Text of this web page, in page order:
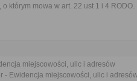
którym mowa w art. 22 ust 1 i 4 RODO.
miejscowości, ulic i adresów
- Ewidencja miejscowości, ulic i